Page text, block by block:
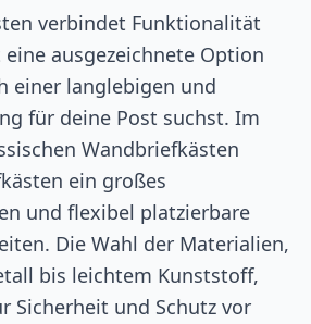
verbindet Funktionalität
ausgezeichnete Option
einer langlebigen und
für deine Post suchst. Im
Wandbriefkästen
ein großes
und flexibel platzierbare
Die Wahl der Materialien,
bis leichtem Kunststoff,
Sicherheit und Schutz vor